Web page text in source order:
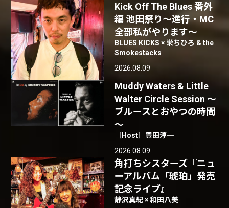
Kick Off The Blues 番外
編 池田祭り〜進行・MC
全部私がやります〜
BLUES KICKS × 栄ちひろ & the
Smokestacks
2026.08.09
Muddy Waters & Little
Walter Circle Session ～
ブルースとおやつの時間
～
［Host］豊田淳一
2026.08.09
角打ちシスターズ『ニュ
ーアルバム「琥珀」発売
記念ライブ』
静沢真紀 × 和田八美